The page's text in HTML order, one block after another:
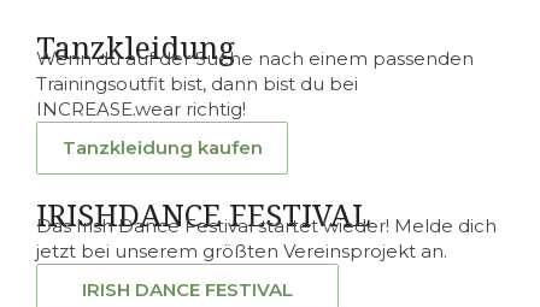
Tanzkleidung
Wenn du auf der Suche nach einem passenden
Trainingsoutfit bist, dann bist du bei
INCREASE.wear richtig!
Tanzkleidung kaufen
IRISHDANCE FESTIVAL
Das Irish Dance Festival startet wieder! Melde dich
jetzt bei unserem größten Vereinsprojekt an.
IRISH DANCE FESTIVAL